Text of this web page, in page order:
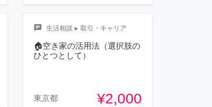
chat 生活相談 ▸ 取引・キャリア
🏠空き家の活用法（選択肢の
ひとつとして）
東京都 ¥2,000